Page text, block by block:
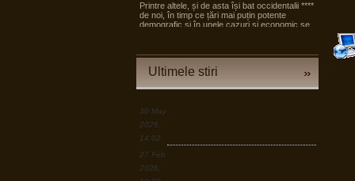
Printre altele, și de asta își bat occidentalii ****
de noi, în timp ce țări mai puțin potente
demografic și în unele cazuri și economic se
din societate, noi încă dezbatem cine e
războiul cea mai bună resursă a Europei sunt
Pârvu Florin
19 Mar 2026, 00:50
Ultimele stiri
30 May
2026,
14:02
27 Feb
2026,